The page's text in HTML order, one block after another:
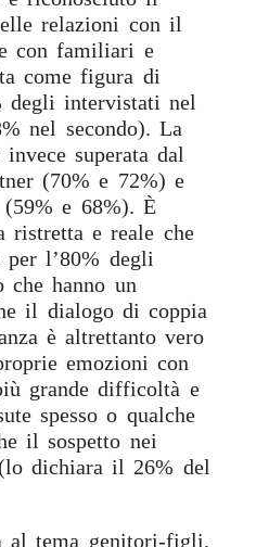
relazioni con il
con familiari e
come figura di
degli intervistati nel
nel secondo). La
superata dal
(70% e 72%) e
e 68%). È
ristretta e reale che
l’80% degli
hanno un
il dialogo di coppia
è altrettanto vero
emozioni con
grande difficoltà e
spesso o qualche
il sospetto nei
dichiara il 26% del
al tema genitori-figli,